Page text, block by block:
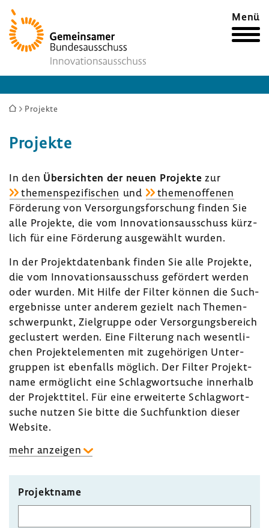
Zur
Startseite
Menü
Sie
hier:
Projekte
Projekte
In den Über­sichten der neuen Projekte zur
themen­spe­zi­fi­schen und
themen­of­fenen
Förde­rung von Versor­gungs­for­schung finden Sie
alle Projekte, die vom Inno­va­ti­ons­aus­schuss kürz­
lich für eine Förde­rung ausge­wählt wurden.
In der Projekt­da­ten­bank finden Sie alle Projekte,
die vom Inno­va­ti­ons­aus­schuss geför­dert werden
oder wurden. Mit Hilfe der Filter können die Such­
ergeb­nisse unter anderem gezielt nach Themen­
schwer­punkt, Ziel­gruppe oder Versor­gungs­be­reich
geclus­tert werden. Eine Filte­rung nach wesent­li­
chen Projekt­ele­menten mit zuge­hö­rigen Unter­
gruppen ist eben­falls möglich. Der Filter Projekt­
name ermög­licht eine Schlag­wort­suche inner­halb
der Projekt­titel. Für eine erwei­terte Schlag­wort­
suche nutzen Sie bitte die Such­funk­tion dieser
Website.
mehr anzeigen
Projektname